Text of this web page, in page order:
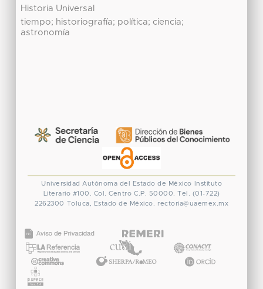
Historia Universal
tiempo; historiografía; política; ciencia;
astronomía
Universidad Autónoma del Estado de México
Instituto
Literario #100. Col. Centro C.P. 50000. Tel. (01-722)
2262300 Toluca, Estado de México. rectoria@uaemex.mx